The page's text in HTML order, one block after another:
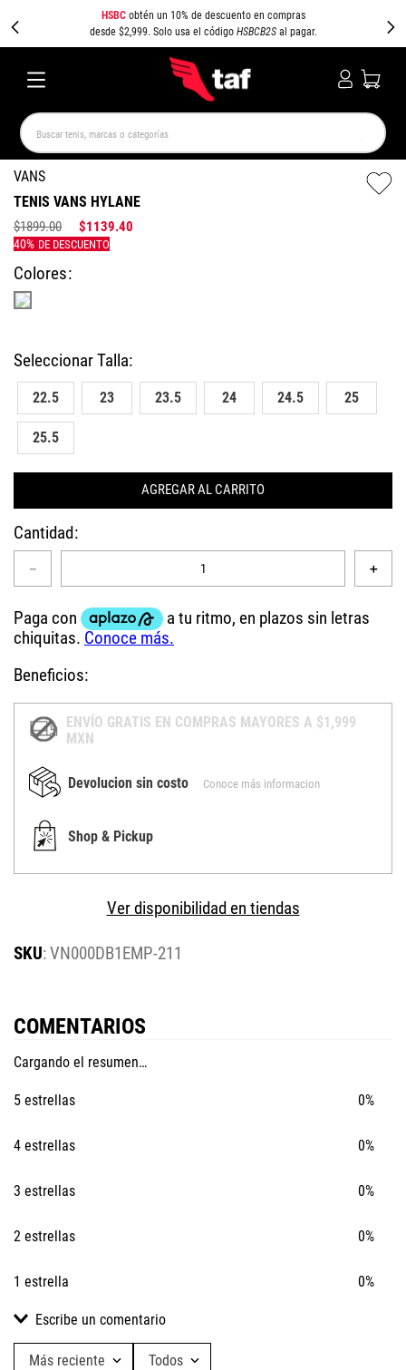
HSBCobtén un 10% de descuento en compras
desde $2,999. Solo usa el código HSBCB2Sal pagar.
Buscar tenis, marcas o categorías
VANS
TENIS VANS HYLANE
$1899.00 $1139.40
Colores
22.5 23 23.5 24 24.5 25
25.5
AGREGAR AL CARRITO
Cantidad
＋
－
Beneficios:
ENVÍO GRATIS EN COMPRAS MAYORES A $1,999
MXN
Devolucion sin costo Conoce más informacion
Shop & Pickup
Ver disponibilidad en tiendas
:VN000DB1EMP-211
COMENTARIOS
Cargando el resumen…
5 estrellas 0%
4 estrellas 0%
3 estrellas 0%
2 estrellas 0%
1 estrella 0%
Escribe un comentario
Más reciente Todos
TÉRMINOS MÁS BUSCADOS
NEW BALANCE SAMBA
SPEEDCAT JORDAN 1